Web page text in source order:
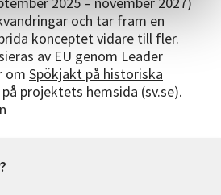
och tar fram en
konceptet vidare till fler.
av EU genom Leader
om Spökjakt på historiska
projektets hemsida (sv.se).